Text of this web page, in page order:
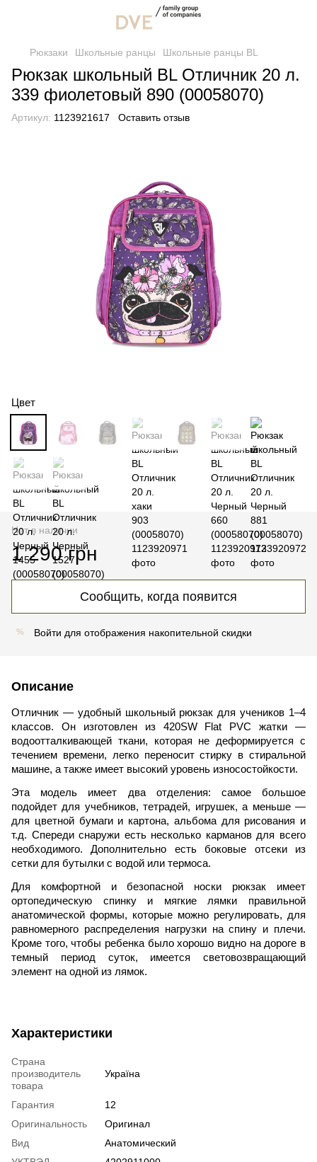
Рюкзаки Школьные ранцы Школьные ранцы BL
Рюкзак школьный BL Отличник 20 л.
339 фиолетовый 890 (00058070)
Артикул: 1123921617 Оставить отзыв
Цвет
Нет в наличии
1 290 грн
Сообщить, когда появится
% Войти для отображения накопительной скидки
Описание
Отличник — удобный школьный рюкзак для учеников 1–4
классов. Он изготовлен из 420SW Flat PVC жатки —
водоотталкивающей ткани, которая не деформируется с
течением времени, легко переносит стирку в стиральной
машине, а также имеет высокий уровень износостойкости.
Эта модель имеет два отделения: самое большое
подойдет для учебников, тетрадей, игрушек, а меньше —
для цветной бумаги и картона, альбома для рисования и
т.д. Спереди снаружи есть несколько карманов для всего
необходимого. Дополнительно есть боковые отсеки из
сетки для бутылки с водой или термоса.
Для комфортной и безопасной носки рюкзак имеет
ортопедическую спинку и мягкие лямки правильной
анатомической формы, которые можно регулировать, для
равномерного распределения нагрузки на спину и плечи.
Кроме того, чтобы ребенка было хорошо видно на дороге в
темный период суток, имеется световозвращающий
элемент на одной из лямок.
Характеристики
Страна
производитель
товара
Україна
Гарантия
12
Оригинальность
Оригинал
Вид
Анатомический